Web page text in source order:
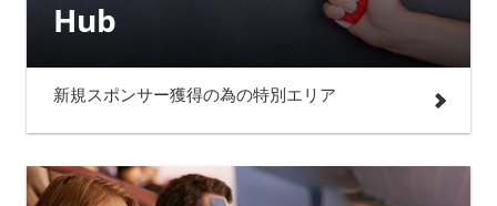
Hub
新規スポンサー獲得の為の特別エリア